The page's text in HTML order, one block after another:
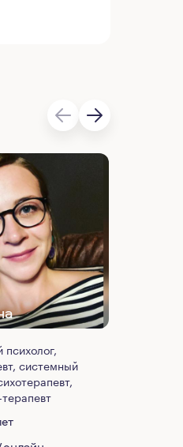
психолог,
системный